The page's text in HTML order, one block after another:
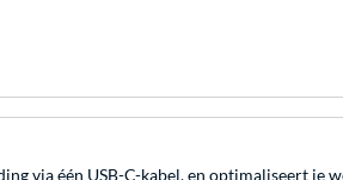
via één USB-C-kabel, en optimaliseert je